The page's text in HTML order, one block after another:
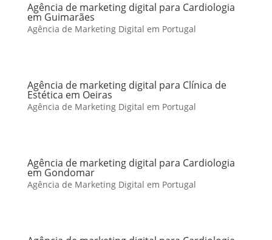
Agência de marketing digital para Cardiologia
em Guimarães
Agência de Marketing Digital em Portugal
Agência de marketing digital para Clínica de
Estética em Oeiras
Agência de Marketing Digital em Portugal
Agência de marketing digital para Cardiologia
em Gondomar
Agência de Marketing Digital em Portugal